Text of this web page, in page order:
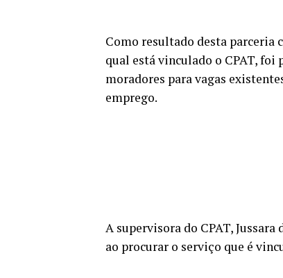
Como resultado desta parceria
qual está vinculado o CPAT,
moradores para vagas
emprego.
A supervisora do CPAT,
ao procurar o serviço que é